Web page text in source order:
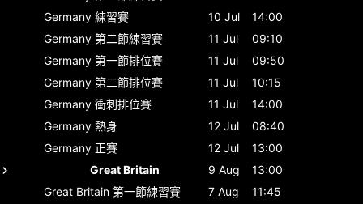
Germany 練習賽 10 Jul
14:00
Germany 第二節練習賽 11 Jul
09:10
Germany 第一節排位賽 11 Jul
09:50
Germany 第二節排位賽 11 Jul
10:15
Germany 衝刺排位賽 11 Jul
14:00
Germany 熱身 12 Jul
08:40
Germany 正賽 12 Jul
13:00
Great Britain
9 Aug
13:00
Great Britain 第一節練習賽 7 Aug
11:45